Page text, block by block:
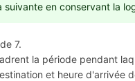
en conservant la
7.
la période pendant
et heure d'arrivée